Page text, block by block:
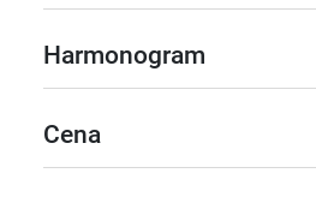
Harmonogram
Cena